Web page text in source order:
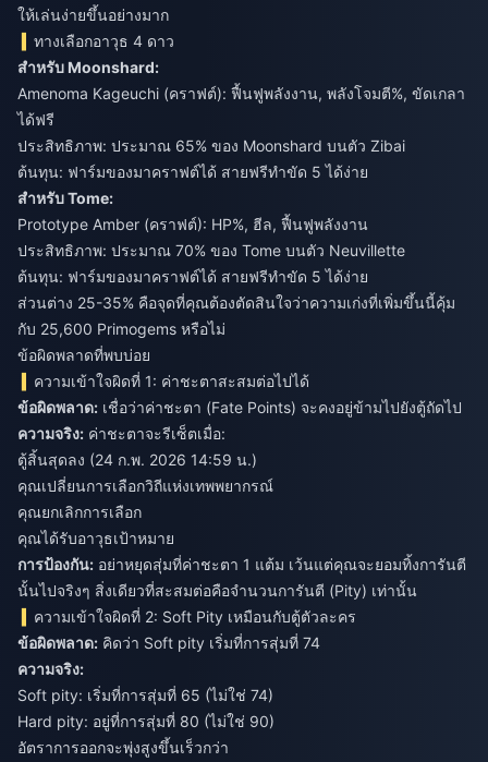
ให้เล่นง่ายขึ้นอย่างมาก
ทางเลือกอาวุธ 4 ดาว
สำหรับ Moonshard:
Amenoma Kageuchi (คราฟต์): ฟื้นฟูพลังงาน, พลังโจมตี%, ขัดเกลา
ได้ฟรี
ประสิทธิภาพ: ประมาณ 65% ของ Moonshard บนตัว Zibai
ต้นทุน: ฟาร์มของมาคราฟต์ได้ สายฟรีทำขัด 5 ได้ง่าย
สำหรับ Tome:
Prototype Amber (คราฟต์): HP%, ฮีล, ฟื้นฟูพลังงาน
ประสิทธิภาพ: ประมาณ 70% ของ Tome บนตัว Neuvillette
ต้นทุน: ฟาร์มของมาคราฟต์ได้ สายฟรีทำขัด 5 ได้ง่าย
ส่วนต่าง 25-35% คือจุดที่คุณต้องตัดสินใจว่าความเก่งที่เพิ่มขึ้นนี้คุ้ม
กับ 25,600 Primogems หรือไม่
ข้อผิดพลาดที่พบบ่อย
ความเข้าใจผิดที่ 1: ค่าชะตาสะสมต่อไปได้
ข้อผิดพลาด: เชื่อว่าค่าชะตา (Fate Points) จะคงอยู่ข้ามไปยังตู้ถัดไป
ความจริง: ค่าชะตาจะรีเซ็ตเมื่อ:
ตู้สิ้นสุดลง (24 ก.พ. 2026 14:59 น.)
คุณเปลี่ยนการเลือกวิถีแห่งเทพพยากรณ์
คุณยกเลิกการเลือก
คุณได้รับอาวุธเป้าหมาย
การป้องกัน: อย่าหยุดสุ่มที่ค่าชะตา 1 แต้ม เว้นแต่คุณจะยอมทิ้งการันตี
นั้นไปจริงๆ สิ่งเดียวที่สะสมต่อคือจำนวนการันตี (Pity) เท่านั้น
ความเข้าใจผิดที่ 2: Soft Pity เหมือนกับตู้ตัวละคร
ข้อผิดพลาด: คิดว่า Soft pity เริ่มที่การสุ่มที่ 74
ความจริง:
Soft pity: เริ่มที่การสุ่มที่ 65 (ไม่ใช่ 74)
Hard pity: อยู่ที่การสุ่มที่ 80 (ไม่ใช่ 90)
อัตราการออกจะพุ่งสูงขึ้นเร็วกว่า